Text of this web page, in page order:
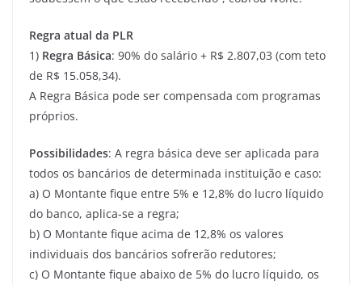
Regra atual da PLR
1) Regra Básica: 90% do salário + R$ 2.807,03 (com teto
de R$ 15.058,34).
A Regra Básica pode ser compensada com programas
próprios.
Possibilidades: A regra básica deve ser aplicada para
todos os bancários de determinada instituição e caso:
a) O Montante fique entre 5% e 12,8% do lucro líquido
do banco, aplica-se a regra;
b) O Montante fique acima de 12,8% os valores
individuais dos bancários sofrerão redutores;
c) O Montante fique abaixo de 5% do lucro líquido, os